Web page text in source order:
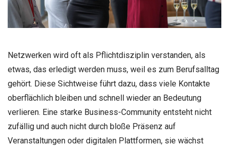
Netzwerken wird oft als Pflichtdisziplin verstanden, als
etwas, das erledigt werden muss, weil es zum Berufsalltag
gehört. Diese Sichtweise führt dazu, dass viele Kontakte
oberflächlich bleiben und schnell wieder an Bedeutung
verlieren. Eine starke Business-Community entsteht nicht
zufällig und auch nicht durch bloße Präsenz auf
Veranstaltungen oder digitalen Plattformen, sie wächst